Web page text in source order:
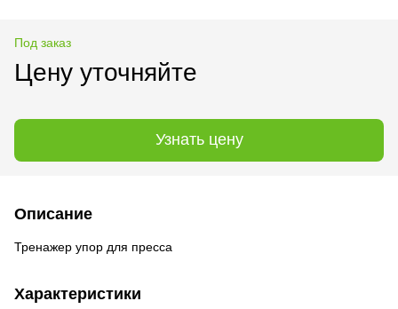
Под заказ
Цену уточняйте
Узнать цену
Описание
Тренажер упор для пресса
Характеристики